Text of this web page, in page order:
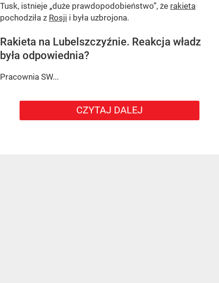
Tusk, istnieje „duże prawdopodobieństwo”, że rakieta
pochodziła z Rosji i była uzbrojona.
Rakieta na Lubelszczyźnie. Reakcja władz
była odpowiednia?
Pracownia SW...
CZYTAJ DALEJ